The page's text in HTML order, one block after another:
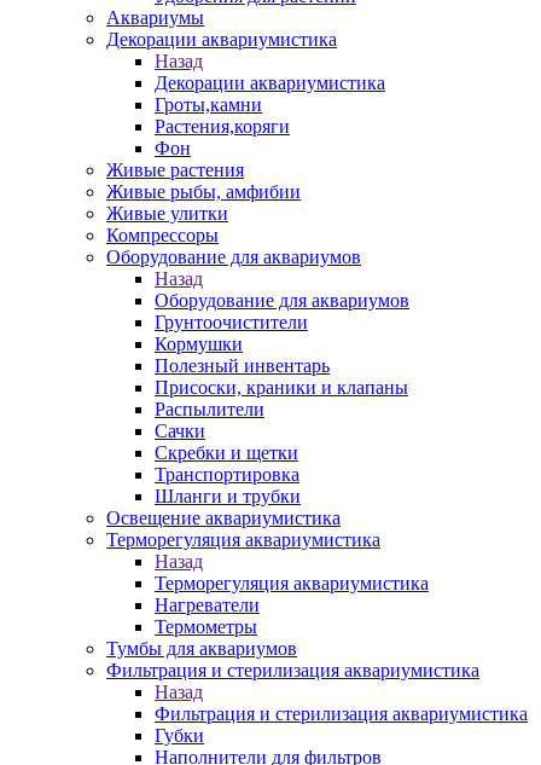
Аквариумы
Декорации аквариумистика
Назад
Декорации аквариумистика
Гроты,камни
Растения,коряги
Фон
Живые растения
Живые рыбы, амфибии
Живые улитки
Компрессоры
Оборудование для аквариумов
Назад
Оборудование для аквариумов
Грунтоочистители
Кормушки
Полезный инвентарь
Присоски, краники и клапаны
Распылители
Сачки
Скребки и щетки
Транспортировка
Шланги и трубки
Освещение аквариумистика
Терморегуляция аквариумистика
Назад
Терморегуляция аквариумистика
Нагреватели
Термометры
Тумбы для аквариумов
Фильтрация и стерилизация аквариумистика
Назад
Фильтрация и стерилизация аквариумистика
Губки
Наполнители для фильтров